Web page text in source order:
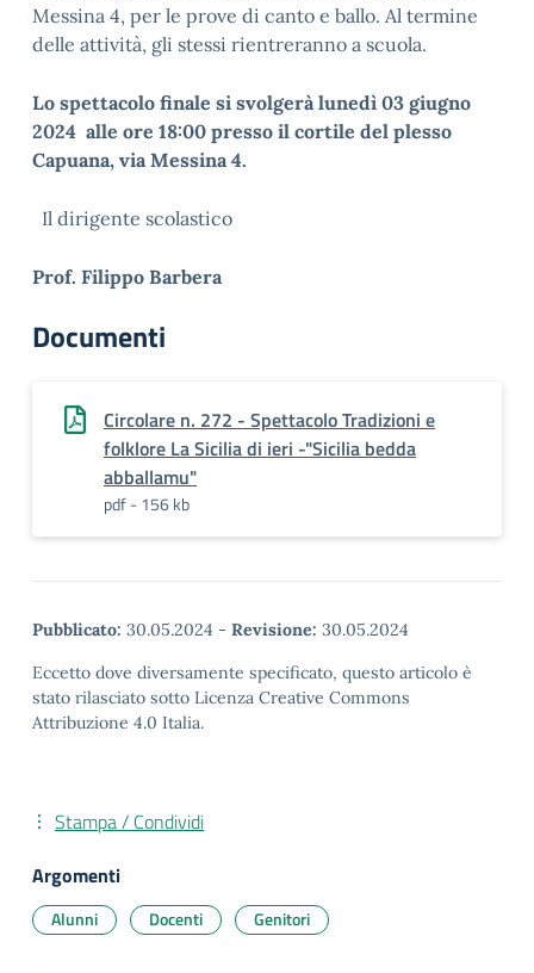
Messina 4, per le prove di canto e ballo. Al termine
delle attività, gli stessi rientreranno a scuola.
Lo spettacolo finale si svolgerà lunedì 03 giugno
2024 alle ore 18:00 presso il cortile del plesso
Capuana, via Messina 4.
Il dirigente scolastico
Prof. Filippo Barbera
Documenti
Circolare n. 272 - Spettacolo Tradizioni e
folklore La Sicilia di ieri -"Sicilia bedda
abballamu"
pdf - 156 kb
Pubblicato: 30.05.2024 - Revisione: 30.05.2024
Eccetto dove diversamente specificato, questo articolo è
stato rilasciato sotto Licenza Creative Commons
Attribuzione 4.0 Italia.
Stampa / Condividi
Argomenti
Alunni Docenti Genitori